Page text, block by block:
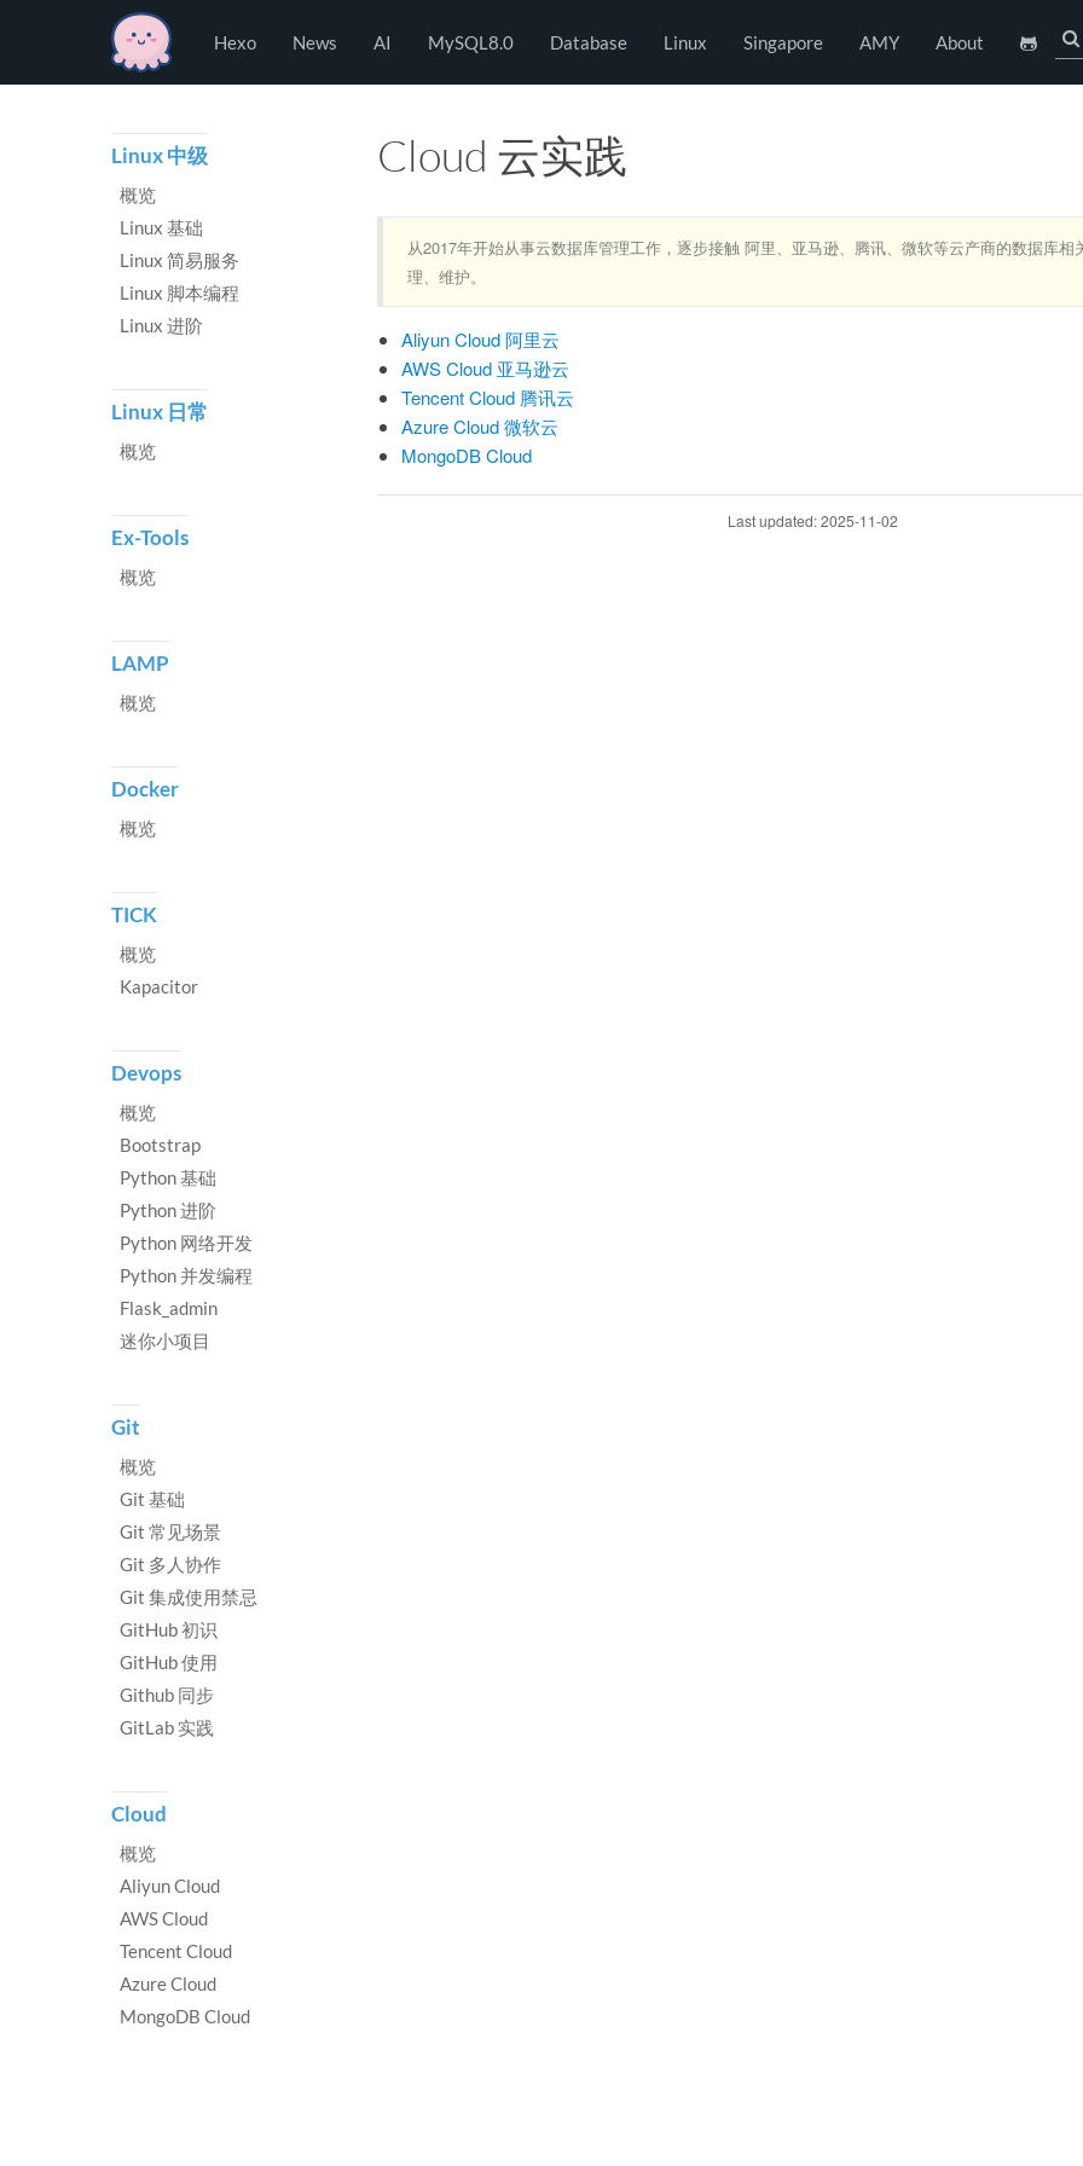
Hexo News AI MySQL8.0 Database Linux Singapore AMY About
Cloud 云实践
从2017年开始从事云数据库管理工作，逐步接触 阿里、亚马逊、腾讯、微软等云产商的数据库相
理、维护。
Aliyun Cloud 阿里云
AWS Cloud 亚马逊云
Tencent Cloud 腾讯云
Azure Cloud 微软云
MongoDB Cloud
Last updated: 2025-11-02
Linux 中级
概览
Linux 基础
Linux 简易服务
Linux 脚本编程
Linux 进阶
Linux 日常
概览
Ex-Tools
概览
LAMP
概览
Docker
概览
TICK
概览
Kapacitor
Devops
概览
Bootstrap
Python 基础
Python 进阶
Python 网络开发
Python 并发编程
Flask_admin
迷你小项目
Git
概览
Git 基础
Git 常见场景
Git 多人协作
Git 集成使用禁忌
GitHub 初识
GitHub 使用
Github 同步
GitLab 实践
Cloud
概览
Aliyun Cloud
AWS Cloud
Tencent Cloud
Azure Cloud
MongoDB Cloud